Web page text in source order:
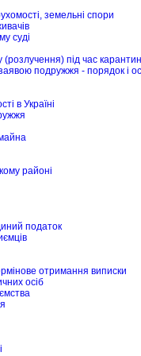
земельні спори
суді
під час
подружжя - порядок і
в Україні
районі
податок
отримання виписки
осіб